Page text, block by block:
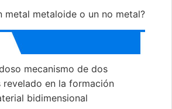
metal metaloide o un no metal?
mecanismo de dos
revelado en la formación
bidimensional